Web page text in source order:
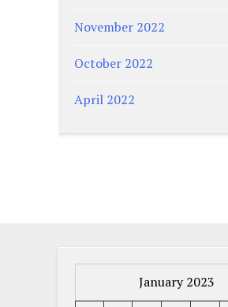
November 2022
October 2022
April 2022
January 2023